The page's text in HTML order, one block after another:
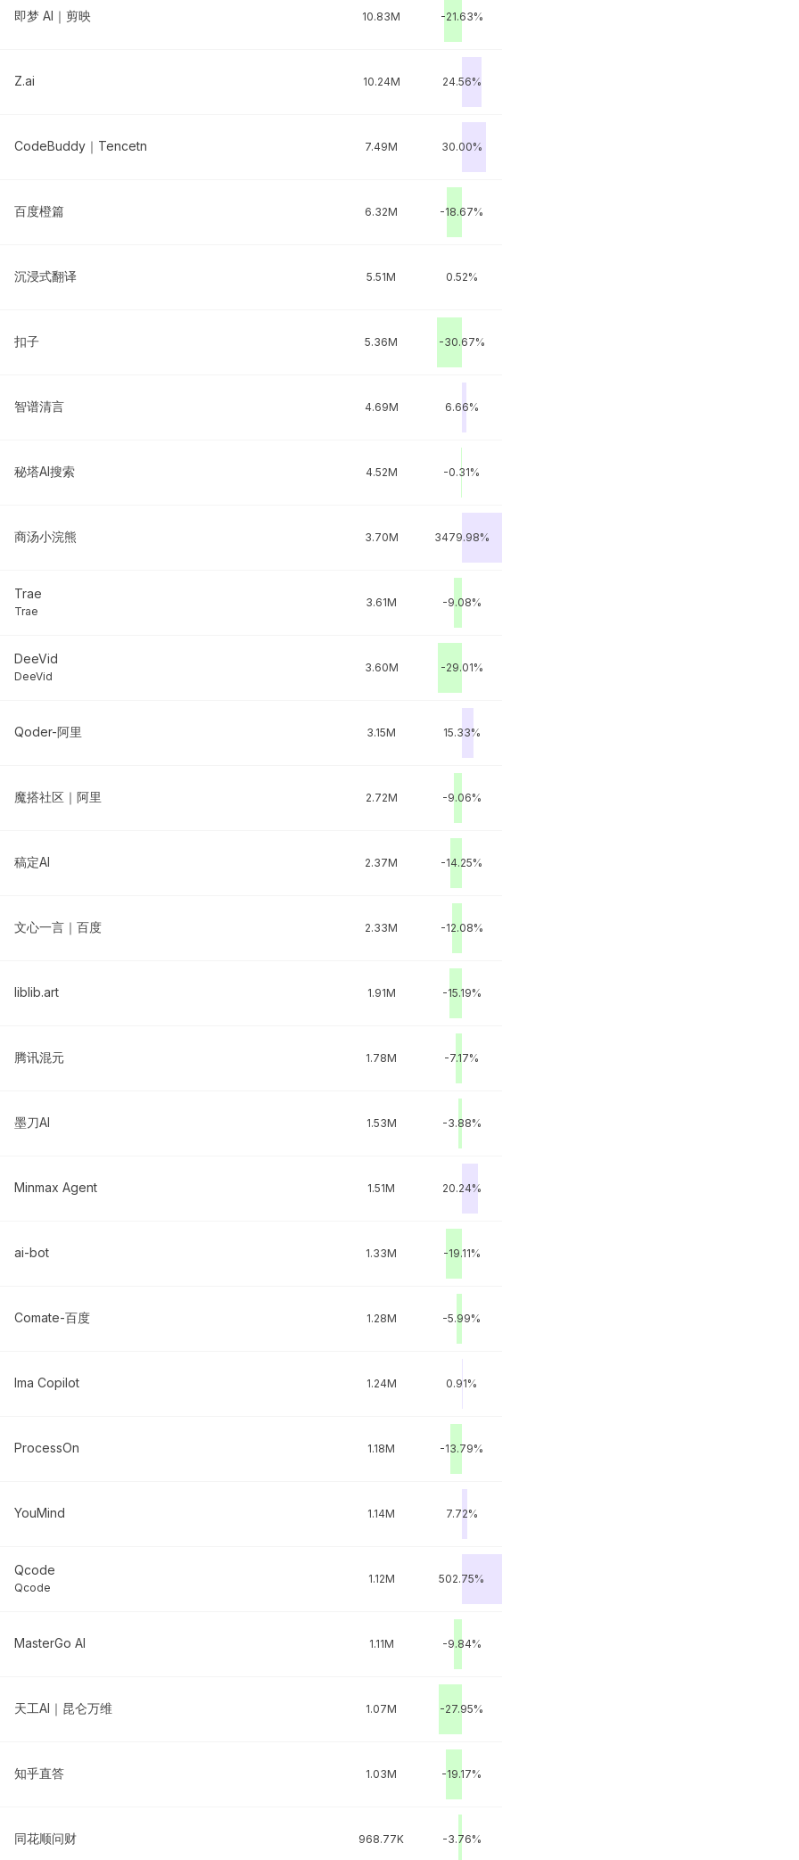
即梦 AI｜剪映 10.83M -21.63%
Z.ai 10.24M 24.56%
CodeBuddy｜Tencetn 7.49M 30.00%
百度橙篇 6.32M -18.67%
沉浸式翻译 5.51M 0.52%
扣子 5.36M -30.67%
智谱清言 4.69M 6.66%
秘塔AI搜索 4.52M -0.31%
商汤小浣熊 3.70M 3479.98%
Trae
Trae
3.61M -9.08%
DeeVid
DeeVid
3.60M -29.01%
Qoder-阿里 3.15M 15.33%
魔搭社区｜阿里 2.72M -9.06%
稿定AI 2.37M -14.25%
文心一言｜百度 2.33M -12.08%
liblib.art 1.91M -15.19%
腾讯混元 1.78M -7.17%
墨刀AI 1.53M -3.88%
Minmax Agent 1.51M 20.24%
ai-bot 1.33M -19.11%
Comate-百度 1.28M -5.99%
Ima Copilot 1.24M 0.91%
ProcessOn 1.18M -13.79%
YouMind 1.14M 7.72%
Qcode
Qcode
1.12M 502.75%
MasterGo AI 1.11M -9.84%
天工AI｜昆仑万维 1.07M -27.95%
知乎直答 1.03M -19.17%
同花顺问财 968.77K -3.76%